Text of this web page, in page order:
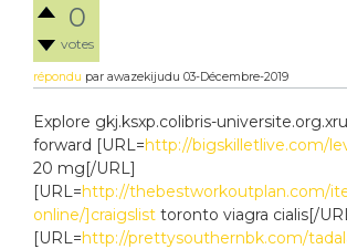
0
votes
répondu par awazekijudu 03-Décembre-2019
Explore gkj.ksxp.colibris-
forward [URL=http://bigskilletlive.com/
20 mg[/URL]
[URL=http://thebestworkoutplan.com/
online/]craigslist toronto viagra cialis[/
[URL=http://prettysouthernbk.com/